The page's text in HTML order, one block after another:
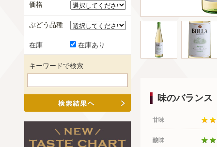
味のバランス
甘味
酸味
価格
ぶどう品種
在庫 在庫あり
キーワードで検索